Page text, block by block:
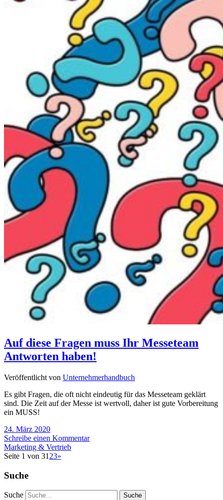
Auf diese Fragen muss Ihr Messeteam
Antworten haben!
Veröffentlicht von Unternehmerhandbuch
Es gibt Fragen, die oft nicht eindeutig für das Messeteam geklärt
sind. Die Zeit auf der Messe ist wertvoll, daher ist gute Vorbereitung
ein MUSS!
24. März 2020
Schreibe einen Kommentar
Marketing & Vertrieb
Seite 1 von 31 23»
Suche
Suche